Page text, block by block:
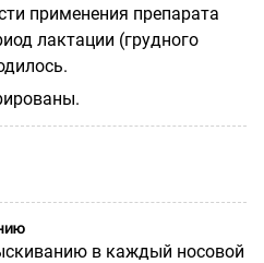
применения препарата
лактации (грудного
в каждый носовой